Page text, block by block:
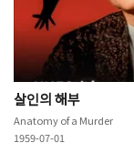
살인의 해부
Anatomy of a Murder
1959-07-01